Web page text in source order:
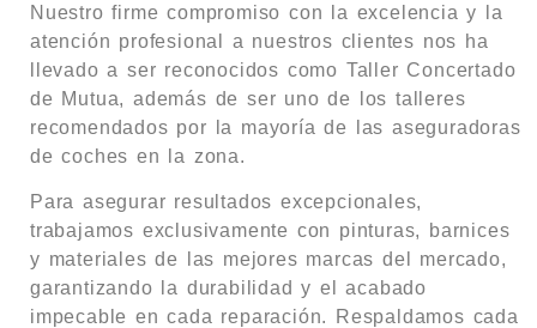
Nuestro firme compromiso con la excelencia y la
atención profesional a nuestros clientes nos ha
llevado a ser reconocidos como Taller Concertado
de Mutua, además de ser uno de los talleres
recomendados por la mayoría de las aseguradoras
de coches en la zona.
Para asegurar resultados excepcionales,
trabajamos exclusivamente con pinturas, barnices
y materiales de las mejores marcas del mercado,
garantizando la durabilidad y el acabado
impecable en cada reparación. Respaldamos cada